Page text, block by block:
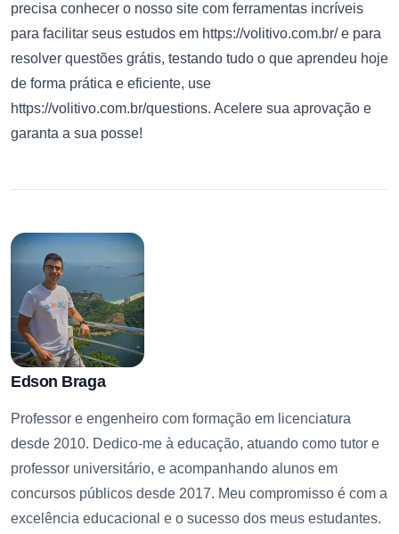
precisa conhecer o nosso site com ferramentas incríveis
para facilitar seus estudos em https://volitivo.com.br/e para
resolver questões grátis, testando tudo o que aprendeu hoje
de forma prática e eficiente, use
https://volitivo.com.br/questions. Acelere sua aprovação e
garanta a sua posse!
Edson Braga
Professor e engenheiro com formação em licenciatura
desde 2010. Dedico-me à educação, atuando como tutor e
professor universitário, e acompanhando alunos em
concursos públicos desde 2017. Meu compromisso é com a
excelência educacional e o sucesso dos meus estudantes.